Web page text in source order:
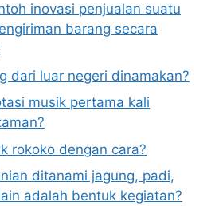
inovasi penjualan suatu
barang secara
dari luar negeri dinamakan?
musik pertama kali
rokoko dengan cara?
ditanami jagung, padi,
adalah bentuk kegiatan?